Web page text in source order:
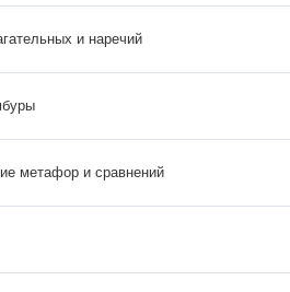
и наречий
метафор и сравнений